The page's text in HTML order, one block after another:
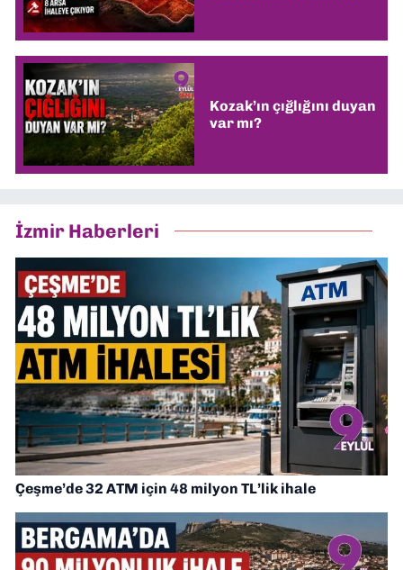
Kozak’ın çığlığını duyan
var mı?
İzmir Haberleri
Çeşme’de 32 ATM için 48 milyon TL’lik ihale